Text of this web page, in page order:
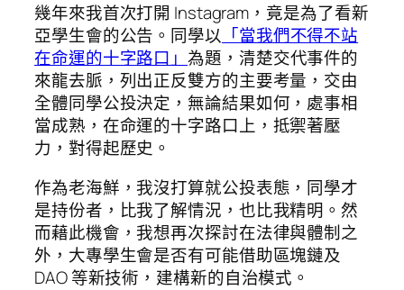
幾年來我首次打開 Instagram，竟是為了看新
亞學生會的公告。同學以 「當我們不得不站
在命運的十字路口」為題，清楚交代事件的
來龍去脈，列出正反雙方的主要考量，交由
全體同學公投決定，無論結果如何，處事相
當成熟，在命運的十字路口上，抵禦著壓
力，對得起歷史。
作為老海鮮，我沒打算就公投表態，同學才
是持份者，比我了解情況，也比我精明。然
而藉此機會，我想再次探討在法律與體制之
外，大專學生會是否有可能借助區塊鏈及
DAO 等新技術，建構新的自治模式。